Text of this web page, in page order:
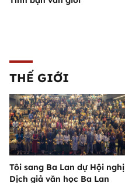
THẾ GIỚI
Tôi sang Ba Lan dự Hội nghị
Dịch giả văn học Ba Lan